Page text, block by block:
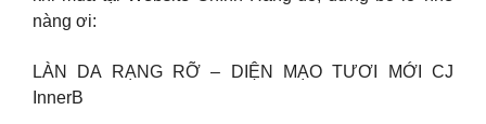
nàng ơi:
LÀN DA RẠNG RỠ – DIỆN MẠO TƯƠI MỚI CJ
InnerB